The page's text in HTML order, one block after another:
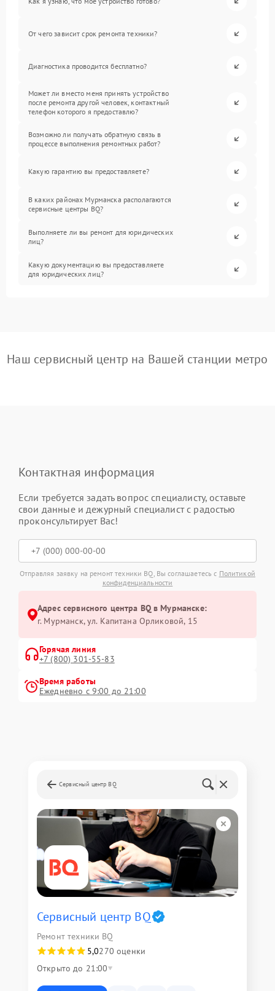
От чего зависит срок ремонта техники?
Диагностика проводится бесплатно?
Может ли вместо меня принять устройство
после ремонта другой человек, контактный
телефон которого я предоставлю?
Возможно ли получать обратную связь в
процессе выполнения ремонтных работ?
Какую гарантию вы предоставляете?
В каких районах Мурманска располагаются
сервисные центры BQ?
Выполняете ли вы ремонт для юридических
лиц?
Какую документацию вы предоставляете
для юридических лиц?
Наш сервисный центр на Вашей станции метро
Контактная информация
Если требуется задать вопрос специалисту, оставьте
свои данные и дежурный специалист с радостью
проконсультирует Вас!
Отправляя заявку на ремонт техники BQ, Вы соглашаетесь с Политикой
конфиденциальности
Адрес сервисного центра BQ в Мурманске:
г. Мурманск, ул. Капитана Орликовой, 15
Горячая линия
+7 (800) 301-55-83
Время работы
Ежедневно с 9:00 до 21:00
Сервисный центр BQ
Сервисный центр BQ
Ремонт техники BQ
5,0270 оценки
Открыто до 21:00